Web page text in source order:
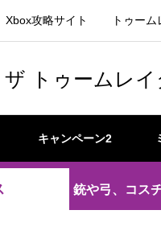
Xbox攻略サイト トゥー
トゥームレ
キャンペーン2
銃や弓、コス